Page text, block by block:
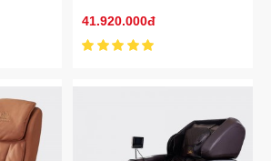
41.920.000đ